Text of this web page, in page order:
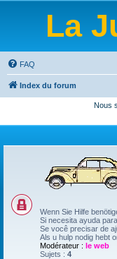
La
FAQ
Index du forum
Nous
Wenn Sie Hilfe
Si necesita ayuda
Se você precisar de
Als u hulp nodig hebt
Modérateur : le web
Sujets : 4